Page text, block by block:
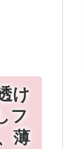
け
フ
薄